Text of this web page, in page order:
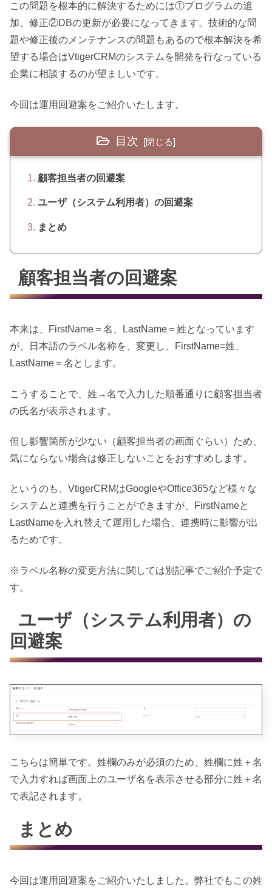
この問題を根本的に解決するためには①プログラムの追
加、修正②DBの更新が必要になってきます。技術的な問
題や修正後のメンテナンスの問題もあるので根本解決を希
望する場合はVtigerCRMのシステムを開発を行なっている
企業に相談するのが望ましいです。
今回は運用回避案をご紹介いたします。
目次
顧客担当者の回避案
ユーザ（システム利用者）の回避案
まとめ
顧客担当者の回避案
本来は、FirstName＝名、LastName＝姓となっています
が、日本語のラベル名称を、変更し、FirstName=姓、
LastName＝名とします。
こうすることで、姓→名で入力した順番通りに顧客担当者
の氏名が表示されます。
但し影響箇所が少ない（顧客担当者の画面ぐらい）ため、
気にならない場合は修正しないことをおすすめします。
というのも、VtigerCRMはGoogleやOffice365など様々な
システムと連携を行うことができますが、FirstNameと
LastNameを入れ替えて運用した場合、連携時に影響が出
るためです。
※ラベル名称の変更方法に関しては別記事でご紹介予定で
す。
ユーザ（システム利用者）の
回避案
こちらは簡単です。姓欄のみが必須のため、姓欄に姓＋名
で入力すれば画面上のユーザ名を表示させる部分に姓＋名
で表記されます。
まとめ
今回は運用回避案をご紹介いたしました。弊社でもこの姓